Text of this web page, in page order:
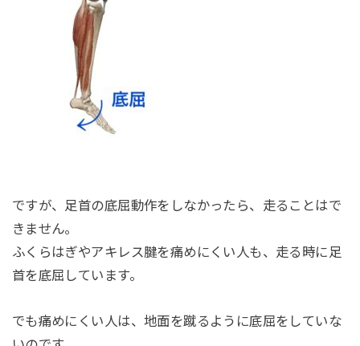
ですが、足首の底屈動作をしなかったら、走ることはで
きません。
ふくらはぎやアキレス腱を痛めにくい人も、走る時に足
首を底屈しています。
でも痛めにくい人は、地面を蹴るように底屈をしていな